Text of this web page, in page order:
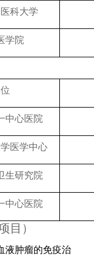
科大学
学院
中心医院
医学中心
生研究院
中心医院
目）
液肿瘤的免疫治